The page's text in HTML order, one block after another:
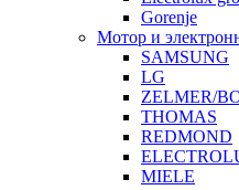
Gorenje
Мотор и
SAMSUNG
LG
ZELMER/
THOMAS
REDMOND
MIELE